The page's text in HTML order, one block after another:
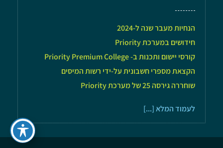
הנחיות מעבר שנה ל-2024
חידושים במערכת Priority
קורסי יישום ותכנות ב- Priority Premium College
הקצאת מספרי חשבונית על-ידי רשות המיסים
שוחררה גירסה 25 של מערכת Priority
לעמוד המלא [...]